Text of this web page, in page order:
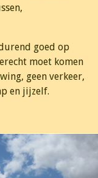
goed op
moet komen
geen verkeer,
en jijzelf.